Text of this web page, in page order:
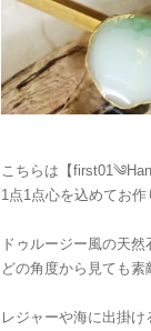
こちらは【
1点1点心を込めてお作
ドゥルージー風の天
どの角度から見ても素
レジャーや海に出掛け